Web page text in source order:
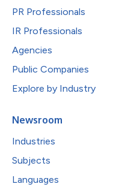
PR Professionals
IR Professionals
Agencies
Public Companies
Explore by Industry
Newsroom
Industries
Subjects
Languages